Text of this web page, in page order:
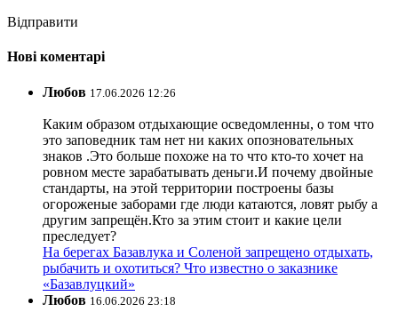
Відправити
Нові коментарі
Любов 17.06.2026 12:26
Каким образом отдыхающие осведомленны, о том что
это заповедник там нет ни каких опозновательных
знаков .Это больше похоже на то что кто-то хочет на
ровном месте зарабатывать деньги.И почему двойные
стандарты, на этой территории построены базы
огороженые заборами где люди катаются, ловят рыбу а
другим запрещён.Кто за этим стоит и какие цели
преследует?
На берегах Базавлука и Соленой запрещено отдыхать,
рыбачить и охотиться? Что известно о заказнике
«Базавлуцкий»
Любов 16.06.2026 23:18